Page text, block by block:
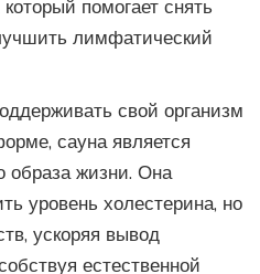
помогает снять
лимфатический
свой организм
сауна является
образа жизни. Она
уровень холестерина, но
ускоряя вывод
естественной